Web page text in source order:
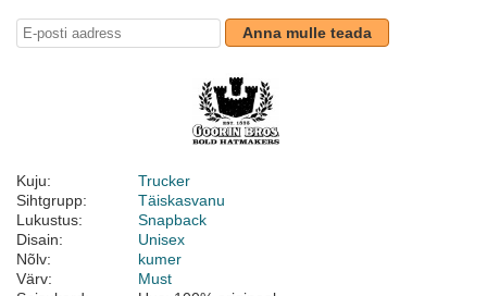
Anna mulle teada
Kuju:
Trucker
Sihtgrupp:
Täiskasvanu
Lukustus:
Snapback
Disain:
Unisex
Nõlv:
kumer
Värv:
Must